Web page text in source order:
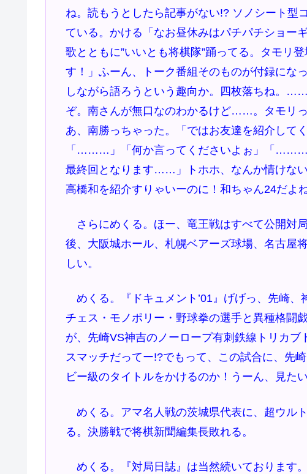
ね。読もうとしたら記事がない!? ソノシート型
ている。かける「なお昼休みはパチパチショー
歌とともに”いいとも将棋隊”踊ってる。タモリ
す！」ふーん、トーク番組そのものが付録にな
しながら語ろうという趣向か。四枚落ちね。
ぞ。南さんが無口なのわかるけど……。タモリ
あ、南勝っちゃった。「ではお友達を紹介して
「………」「何か言ってくださいよぉ」「………
最終回となります……」トホホ、なんか情けな
高橋和を紹介すりゃいーのに！和ちゃん24だよ
さらにめくる。ほー、竜王戦はすべて公開対
後、大阪城ホール、札幌ベアーズ球場、名古
しい。
めくる。『ドキュメント’01』げげっ、先崎、
チェス・モノポリー・野球拳の選手と異種格闘
が、先崎VS神吉のノーロープ有刺鉄線トリカ
スマッチだってー!?でもって、この試合に、先
ビー級のタイトルをかけるのか！うーん、見たい
めくる。アマ名人戦の茨城県代表に、超ウル
る。決勝戦で将棋新聞編集長敗れる。
めくる。『対局日誌』は当然続いております